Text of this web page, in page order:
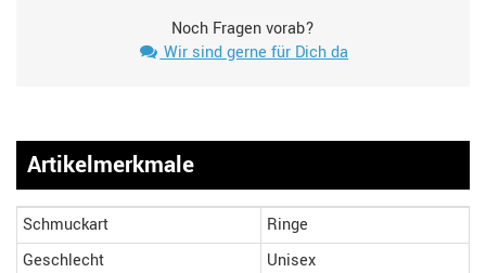
Noch Fragen vorab?
Wir sind gerne für Dich da
Artikelmerkmale
Schmuckart
Ringe
Geschlecht
Unisex